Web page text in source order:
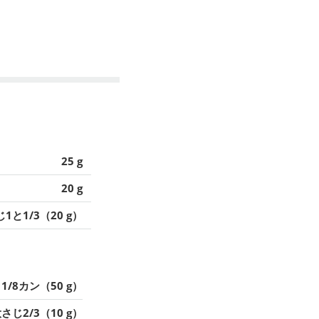
25 g
20 g
1と1/3（20 g）
1/8カン（50 g）
じ2/3（10 g）